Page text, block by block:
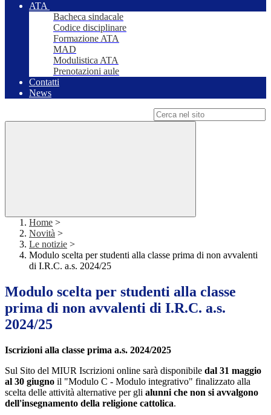
ATA
Bacheca sindacale
Codice disciplinare
Formazione ATA
MAD
Modulistica ATA
Prenotazioni aule
Contatti
News
Home >
Novità >
Le notizie >
Modulo scelta per studenti alla classe prima di non avvalenti
di I.R.C. a.s. 2024/25
Modulo scelta per studenti alla classe
prima di non avvalenti di I.R.C. a.s.
2024/25
Iscrizioni alla classe prima a.s. 2024/2025
Sul Sito del MIUR Iscrizioni online sarà disponibile dal 31 maggio
al 30 giugno il "Modulo C - Modulo integrativo" finalizzato alla
scelta delle attività alternative per gli alunni che non si avvalgono
dell'insegnamento della religione cattolica.